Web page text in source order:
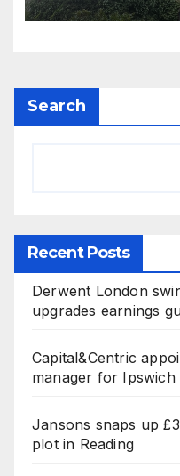
Search
Recent Posts
Derwent London
upgrades earnings
Capital&Centric
manager for Ipswich
Jansons snaps up
plot in Reading